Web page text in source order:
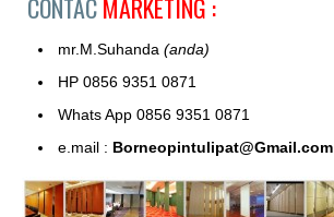
CONTACMARKETING :
mr.M.Suhanda (anda)
HP 0856 9351 0871
Whats App 0856 9351 0871
e.mail : Borneopintulipat@Gmail.com